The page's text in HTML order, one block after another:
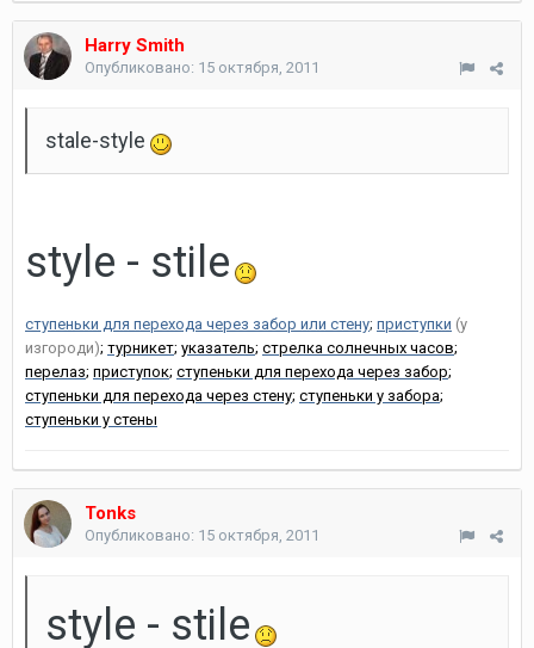
Harry Smith
Опубликовано: 15 октября, 2011
stale-style
style - stile
ступеньки для перехода через забор или стену; приступки (у
изгороди); турникет; указатель; стрелка солнечных часов;
перелаз; приступок; ступеньки для перехода через забор;
ступеньки для перехода через стену; ступеньки у забора;
ступеньки у стены
Tonks
Опубликовано: 15 октября, 2011
style - stile